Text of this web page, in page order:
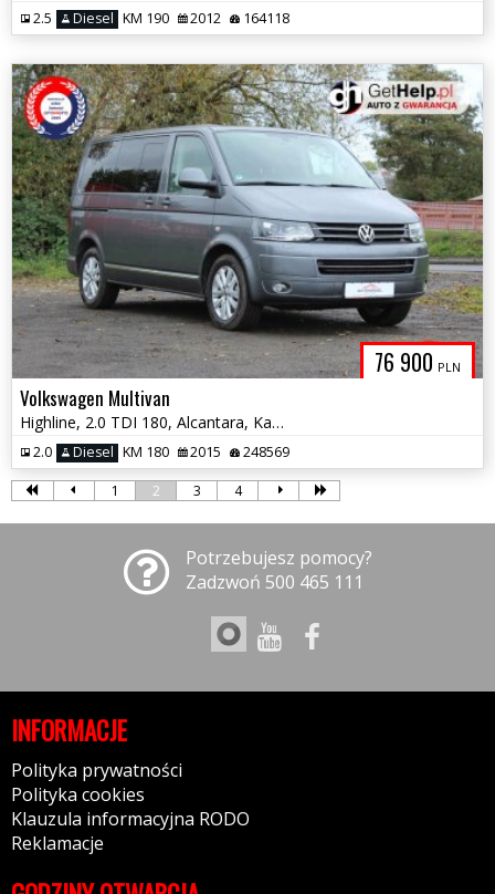
2.5 Diesel KM 190 2012 164118
76 900 PLN
Volkswagen Multivan
Highline, 2.0 TDI 180, Alcantara, Kamera, Bi-ksenony
2.0 Diesel KM 180 2015 248569
1 2 3 4
Potrzebujesz pomocy?
Zadzwoń 500 465 111
INFORMACJE
Polityka prywatności
Polityka cookies
Klauzula informacyjna RODO
Reklamacje